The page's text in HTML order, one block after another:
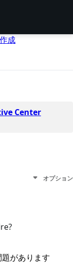
成
Center
オプション
があります